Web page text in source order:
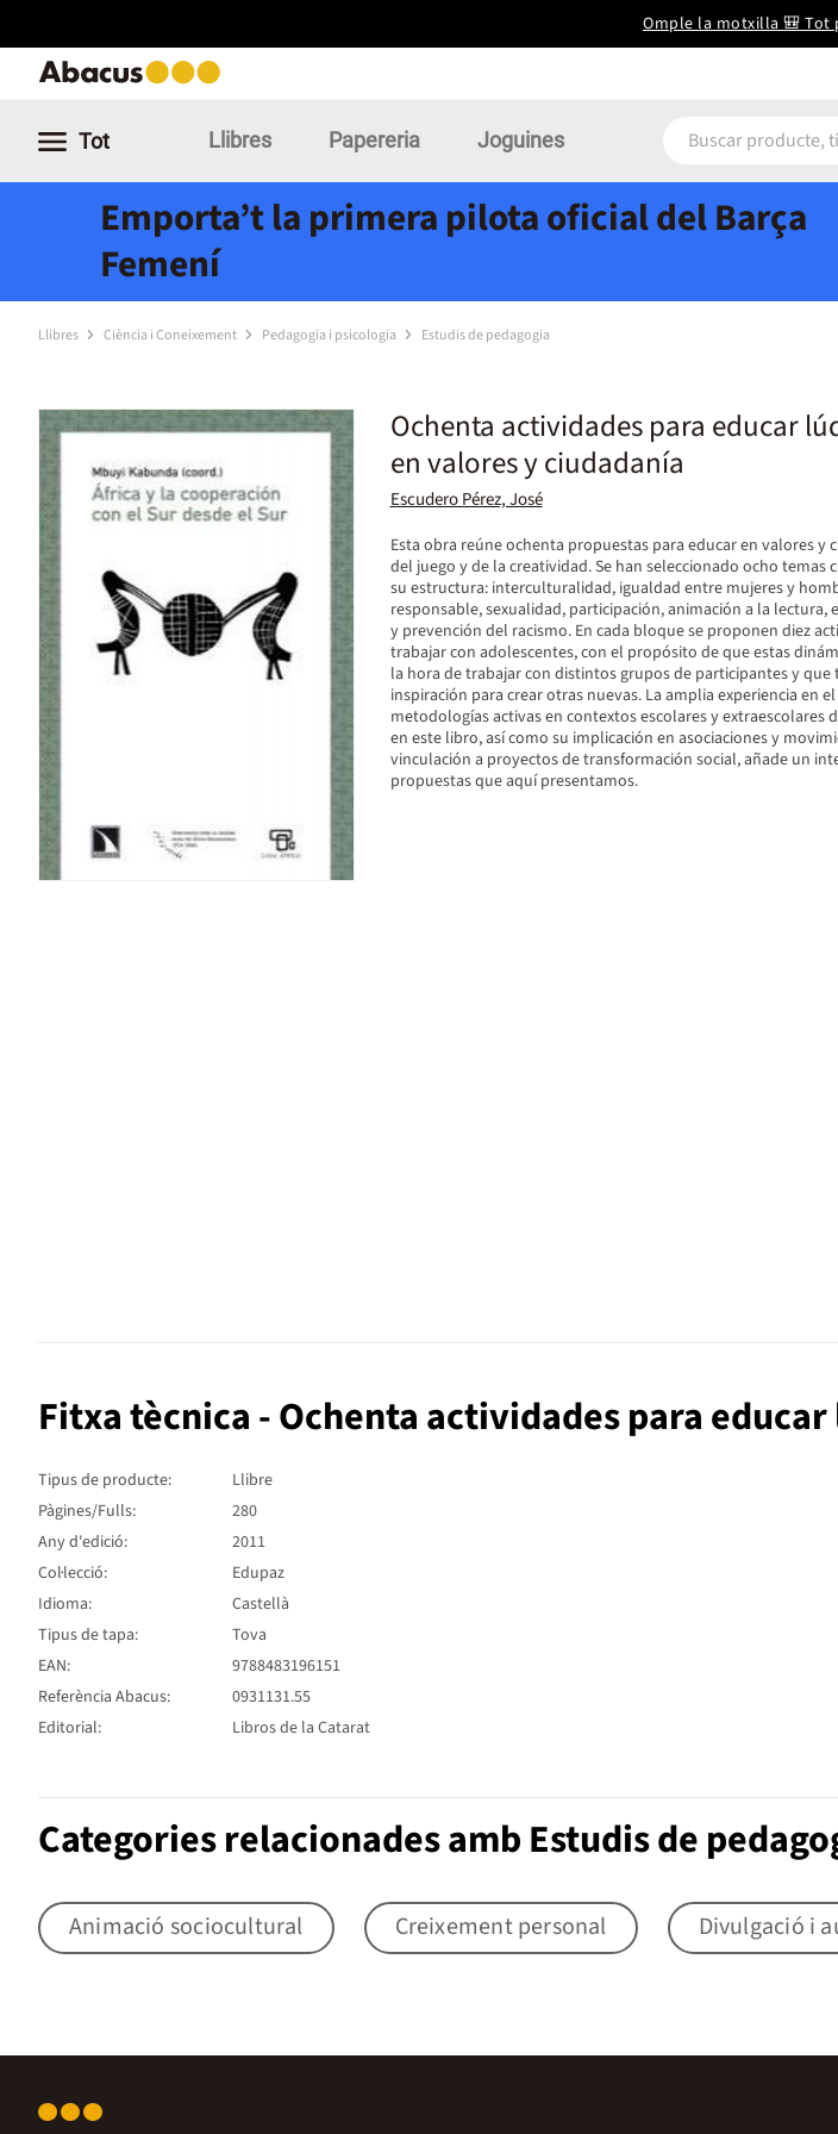
Omple la motxilla 🎒 Tot
Tot Llibres Papereria Joguines
Emporta’t la primera pilota oficial del Barça
Femení
Llibres Ciència i Coneixement Pedagogia i psicologia Estudis de pedagogia
Ochenta actividades para educar
en valores y ciudadanía
Escudero Pérez, José
Esta obra reúne ochenta propuestas para educar en valores y
del juego y de la creatividad. Se han seleccionado ocho temas
su estructura: interculturalidad, igualdad entre mujeres y
responsable, sexualidad, participación, animación a la lectura,
y prevención del racismo. En cada bloque se proponen diez
trabajar con adolescentes, con el propósito de que estas
la hora de trabajar con distintos grupos de participantes y que
inspiración para crear otras nuevas. La amplia experiencia en
metodologías activas en contextos escolares y extraescolares
en este libro, así como su implicación en asociaciones y
vinculación a proyectos de transformación social, añade un
propuestas que aquí presentamos.
Fitxa tècnica - Ochenta actividades para
Tipus de producte:
Llibre
Pàgines/Fulls:
280
Any d'edició:
2011
Col·lecció:
Edupaz
Idioma:
Castellà
Tipus de tapa:
Tova
EAN:
9788483196151
Referència Abacus:
0931131.55
Editorial:
Libros de la Catarat
Categories relacionades amb Estudis de
Animació sociocultural Creixement personal Divulgació i